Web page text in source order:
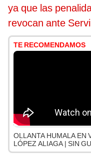
ya que las
revocan ante
TE RECOMENDAMOS
OLLANTA HUMALA EN
LÓPEZ ALIAGA | SIN